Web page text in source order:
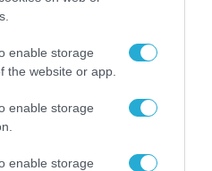
enable storage
the website or app.
enable storage
enable storage